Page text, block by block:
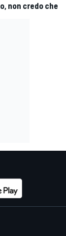
non credo che